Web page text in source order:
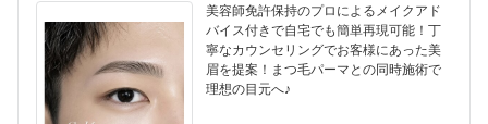
美容師免許保持のプロによるメイクアド
バイス付きで自宅でも簡単再現可能！丁
寧なカウンセリングでお客様にあった美
眉を提案！まつ毛パーマとの同時施術で
理想の目元へ♪